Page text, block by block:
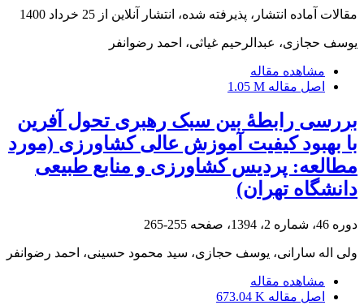
مقالات آماده انتشار، پذیرفته شده، انتشار آنلاین از 25 خرداد 1400
یوسف حجازی، عبدالرحیم غیاثی، احمد رضوانفر
مشاهده مقاله
اصل مقاله 1.05 M
بررسی رابطۀ بین سبک رهبری تحول‏ آفرین
با بهبود کیفیت آموزش عالی کشاورزی (مورد
مطالعه: پردیس کشاورزی و منابع ‌طبیعی
دانشگاه تهران)
دوره 46، شماره 2، 1394، صفحه 255-265
ولی اله سارانی، یوسف حجازی، سید محمود حسینی، احمد رضوانفر
مشاهده مقاله
اصل مقاله 673.04 K